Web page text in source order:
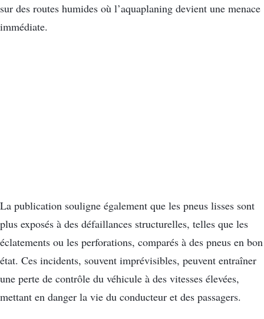
sur des routes humides où l’aquaplaning devient une menace
immédiate.
La publication souligne également que les pneus lisses sont
plus exposés à des défaillances structurelles, telles que les
éclatements ou les perforations, comparés à des pneus en bon
état. Ces incidents, souvent imprévisibles, peuvent entraîner
une perte de contrôle du véhicule à des vitesses élevées,
mettant en danger la vie du conducteur et des passagers.